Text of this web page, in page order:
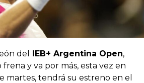
del IEB+ Argentina Open,
frena y va por más, esta vez en
martes, tendrá su estreno en el